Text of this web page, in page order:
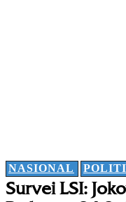
NASIONAL
Survei LSI: